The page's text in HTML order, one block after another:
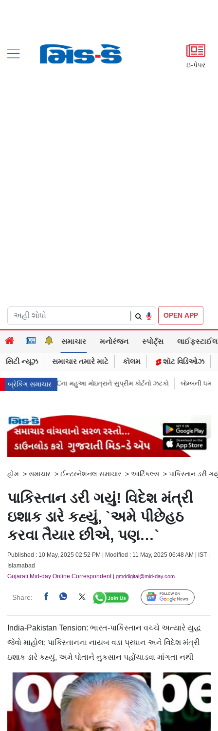
ઇ-પેપર
OPEN APP
સમાચાર મનોરંજન સ્પોર્ટ્સ લાઈફસ્ટાઈલ
સિટી ન્યૂઝ સમાચાર તમારે માટે કૉલમ શૉટ વિડિઓઝ
બ્રેકિંગ સમાચાર
કોર્ટનો ઝટકો બૉમ્બની ધમકી બાદ મુંબઈમાં હાઈ ઍલર્ટ: શહેરની સુરક્ષા
હોમ > સમાચાર > ઈન્ટરનેશનલ સમાચાર > આર્ટિકલ્સ > પાકિસ્તાન ડરી
પાકિસ્તાન ડરી ગયું! વિદેશ મંત્રી
ઇશાક ડારે કહ્યું, `અમે પીછેહઠ
કરવા તૈયાર છીએ, પણ…`
Published : 10 May, 2025 02:52 PM | Modified : 11 May, 2025 06:48 AM | IST |
Islamabad
Gujarati Mid-day Online Correspondent| gmddigital@mid-day.com
Share: Follow Us
India-Pakistan Tension: ભારત-પાકિસ્તાન વચ્ચે અત્યારે યુદ્ધ
જેવો માહોલ; પાકિસ્તાનના નાયબ વડા પ્રધાન અને વિદેશ મંત્રી
ઇશાક ડારે કહ્યું, અમે પોતાને નુકસાન પહોંચાડવા માંગતા નથી